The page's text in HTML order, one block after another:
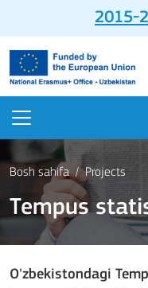
2015-
Bosh sahifa Projects
Tempus
O'zbekistondagi